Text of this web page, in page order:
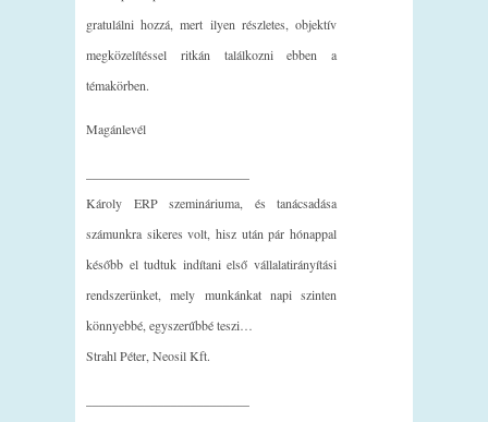
gratulálni hozzá, mert ilyen részletes, objektív
megközelítéssel ritkán találkozni ebben a
témakörben.
Magánlevél
Károly ERP szemináriuma, és tanácsadása
számunkra sikeres volt, hisz után pár hónappal
később el tudtuk indítani első vállalatirányítási
rendszerünket, mely munkánkat napi szinten
könnyebbé, egyszerűbbé teszi…
Strahl Péter, Neosil Kft.